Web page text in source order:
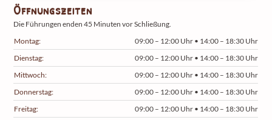
Öffnungszeiten
Die Führungen enden 45 Minuten vor Schließung.
Montag:
09:00 – 12:00 Uhr • 14:00 – 18:30 Uhr
Dienstag:
09:00 – 12:00 Uhr • 14:00 – 18:30 Uhr
Mittwoch:
09:00 – 12:00 Uhr • 14:00 – 18:30 Uhr
Donnerstag:
09:00 – 12:00 Uhr • 14:00 – 18:30 Uhr
Freitag:
09:00 – 12:00 Uhr • 14:00 – 18:30 Uhr